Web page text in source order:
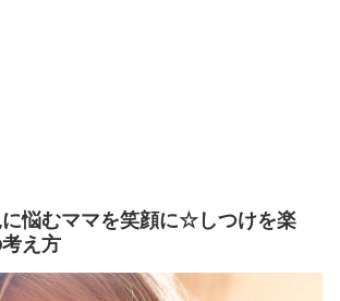
に悩むママを笑顔に☆しつけを楽
え方